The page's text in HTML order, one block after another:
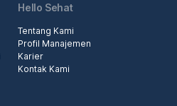
Hello Sehat
Tentang Kami
Profil Manajemen
Karier
Kontak Kami